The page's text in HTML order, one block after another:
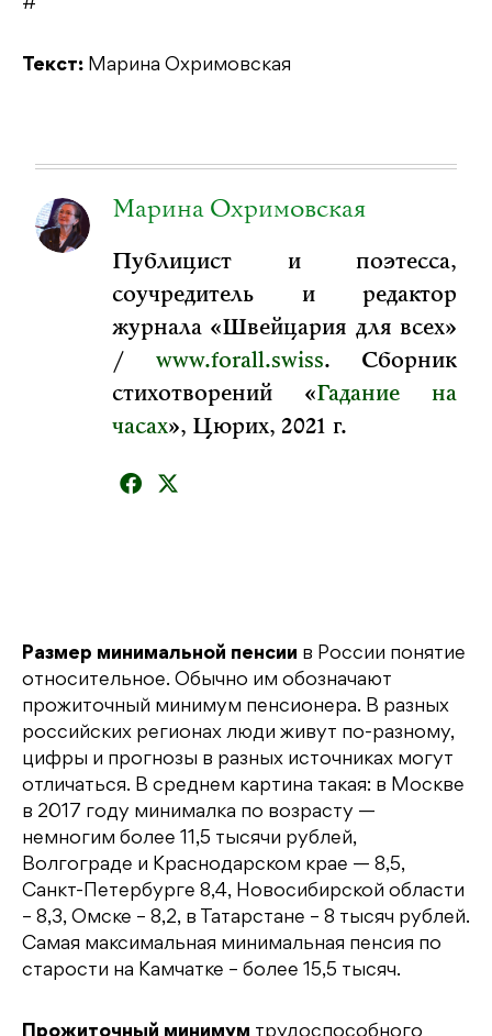
#
Текст: Марина Охримовская
Марина Охримовская
Публицист и поэтесса,
соучредитель и редактор
журнала «Швейцария для всех»
/ www.forall.swiss. Сборник
стихотворений «Гадание на
часах», Цюрих, 2021 г.
Размер минимальной пенсии в России понятие
относительное. Обычно им обозначают
прожиточный минимум пенсионера. В разных
российских регионах люди живут по-разному,
цифры и прогнозы в разных источниках могут
отличаться. В среднем картина такая: в Москве
в 2017 году минималка по возрасту —
немногим более 11,5 тысячи рублей,
Волгограде и Краснодарском крае — 8,5,
Санкт-Петербурге 8,4, Новосибирской области
– 8,3, Омске – 8,2, в Татарстане – 8 тысяч рублей.
Самая максимальная минимальная пенсия по
старости на Камчатке – более 15,5 тысяч.
Прожиточный минимум трудоспособного